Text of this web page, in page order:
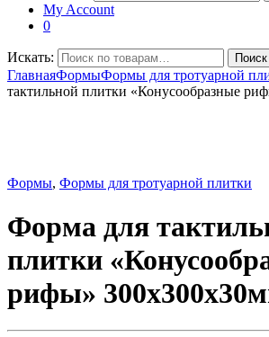
My Account
0
Искать: Поиск
ГлавнаяФормыФормы для тротуарной
тактильной плитки «Конусообразные
Формы, Формы для тротуарной плитки
Форма для
плитки
рифы»